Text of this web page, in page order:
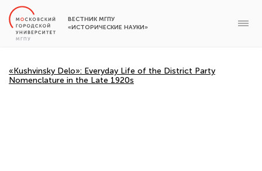
ВЕСТНИК МГПУ
«ИСТОРИЧЕСКИЕ НАУКИ»
«Kushvinsky Delo»: Everyday Life of the District Party
Nomenclature in the Late 1920s